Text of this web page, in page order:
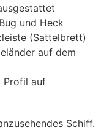
und Heck
(Sattelbrett)
auf dem
Profil auf
Schiff.